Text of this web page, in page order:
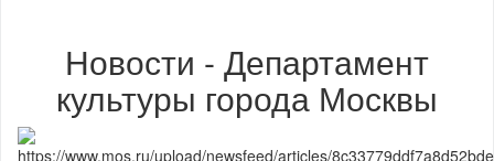
Новости - Департамент
культуры города Москвы